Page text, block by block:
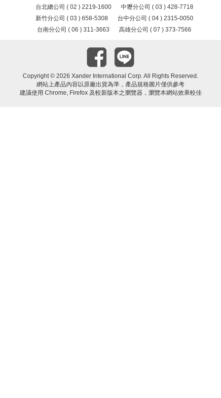
台北總公司 ( 02 ) 2219-1600
中壢分公司 ( 03 ) 428-7718
新竹分公司 ( 03 ) 658-5308
台中分公司 ( 04 ) 2315-0050
台南分公司 ( 06 ) 311-3663
高雄分公司 ( 07 ) 373-7566
Copyright © 2026 Xander International Corp. All Rights Reserved.
網站上產品內容以原廠出貨為準，產品規格圖片僅供參考
建議使用 Chrome, Firefox 及較新版本之瀏覽器，瀏覽本網站效果較佳